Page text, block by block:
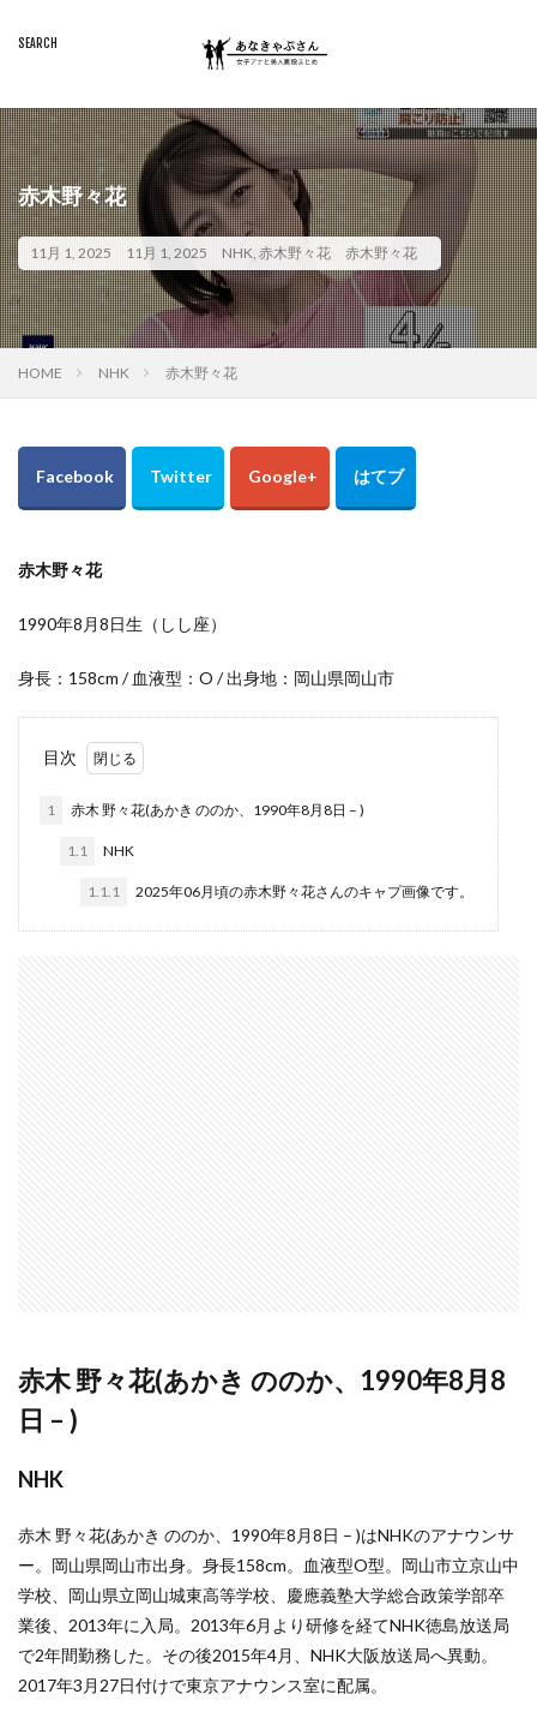
赤木野々花
11月 1, 2025 11月 1, 2025 NHK, 赤木野々花 赤木野々花
HOME NHK 赤木野々花
赤木野々花
1990年8月8日生（しし座）
身長：158cm / 血液型：O / 出身地：岡山県岡山市
目次
1 赤木 野々花(あかき ののか、1990年8月8日 – )
1.1 NHK
1.1.1 2025年06月頃の赤木野々花さんのキャプ画像です。
赤木 野々花(あかき ののか、1990年8月8
日 – )
NHK
赤木 野々花(あかき ののか、1990年8月8日 – )はNHKのアナウンサ
ー。岡山県岡山市出身。身長158cm。血液型O型。岡山市立京山中
学校、岡山県立岡山城東高等学校、慶應義塾大学総合政策学部卒
業後、2013年に入局。2013年6月より研修を経てNHK徳島放送局
で2年間勤務した。その後2015年4月、NHK大阪放送局へ異動。
2017年3月27日付けで東京アナウンス室に配属。